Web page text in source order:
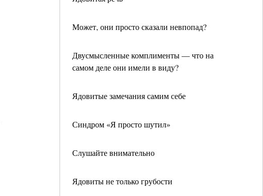
Может, они просто сказали невпопад?
Двусмысленные комплименты — что на
самом деле они имели в виду?
Ядовитые замечания самим себе
Синдром «Я просто шутил»
Слушайте внимательно
Ядовиты не только грубости